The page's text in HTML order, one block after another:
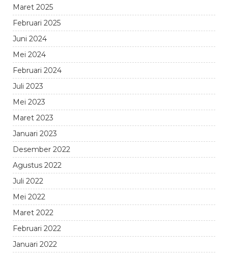
Maret 2025
Februari 2025
Juni 2024
Mei 2024
Februari 2024
Juli 2023
Mei 2023
Maret 2023
Januari 2023
Desember 2022
Agustus 2022
Juli 2022
Mei 2022
Maret 2022
Februari 2022
Januari 2022